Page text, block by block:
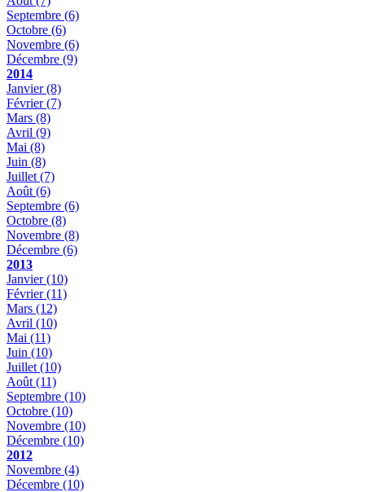
Septembre (6)
Octobre (6)
Novembre (6)
Décembre (9)
2014
Janvier(8)
Février(7)
Mars (8)
Avril (9)
Mai (8)
Juin (8)
Juillet (7)
Août (6)
Septembre (6)
Octobre (8)
Novembre (8)
Décembre (6)
2013
Janvier(10)
Février(11)
Mars (12)
Avril (10)
Mai (11)
Juin (10)
Juillet (10)
Août (11)
Septembre (10)
Octobre (10)
Novembre (10)
Décembre (10)
2012
Novembre (4)
Décembre (10)